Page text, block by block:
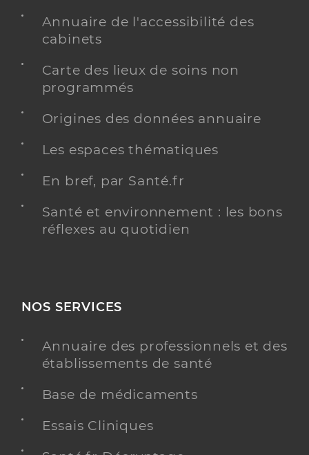
Annuaire de l'accessibilité des
cabinets
Carte des lieux de soins non
programmés
Origines des données annuaire
Les espaces thématiques
En bref, par Santé.fr
Santé et environnement : les bons
réflexes au quotidien
NOS SERVICES
Annuaire des professionnels et des
établissements de santé
Base de médicaments
Essais Cliniques